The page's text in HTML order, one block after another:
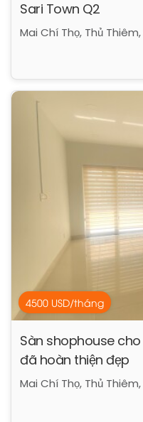
Sari Town Q2
Mai Chí Thọ, Thủ
4500 USD/tháng
Sàn shophouse
đã hoàn thiện đẹp
Mai Chí Thọ, Thủ